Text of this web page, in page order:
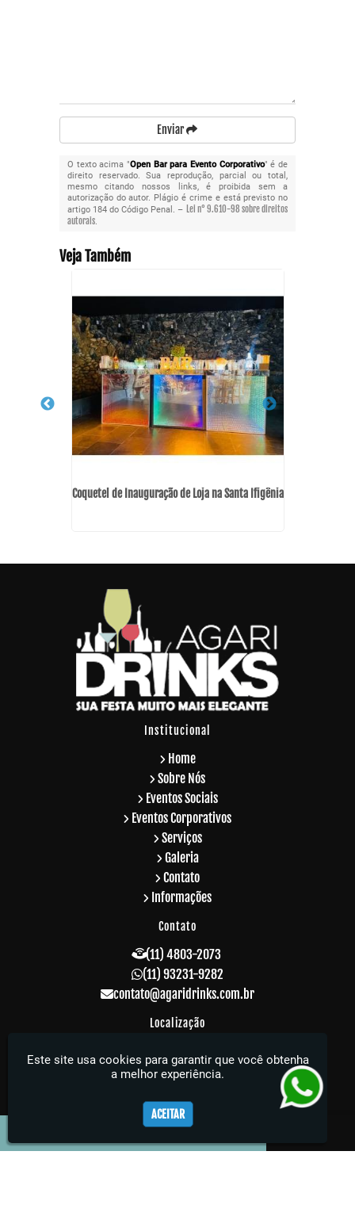
Enviar
O texto acima "Open Bar para Evento Corporativo" é de
direito reservado. Sua reprodução, parcial ou total,
mesmo citando nossos links, é proibida sem a
autorização do autor. Plágio é crime e está previsto no
artigo 184 do Código Penal. – Lei n° 9.610-98 sobre direitos
autorais.
Veja Também
Coquetel de Inauguração de Loja na Santa Ifigênia
Institucional
Home
Sobre Nós
Eventos Sociais
Eventos Corporativos
Serviços
Galeria
Contato
Informações
Contato
(11) 4803-2073
(11) 93231-9282
contato@agaridrinks.com.br
Localização
R. Acre, 229 - Vila Rosalia - Guarulhos / SP -
CEP: 07064-010
Agari Drinks - Sua festa muito mais elegante
Este site usa cookies para garantir que você obtenha
a melhor experiência.
ACEITAR